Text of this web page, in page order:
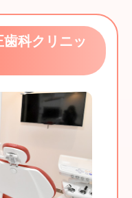
科クリニッ